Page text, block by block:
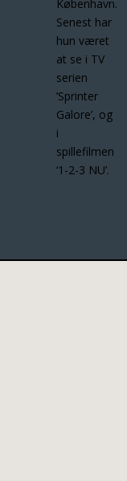
København.
Senest har
hun været
at se i TV
serien
’Sprinter
Galore’, og
i
spillefilmen
‘1-2-3 NU’.